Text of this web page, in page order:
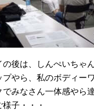
の後は、しんぺいちゃ
プやら、私のボディー
でみなさん一体感やら
子・・・